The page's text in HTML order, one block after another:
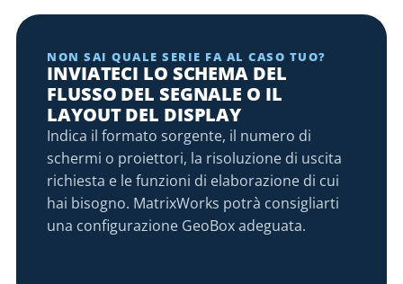
NON SAI QUALE SERIE FA AL CASO TUO?
INVIATECI LO SCHEMA DEL
FLUSSO DEL SEGNALE O IL
LAYOUT DEL DISPLAY
Indica il formato sorgente, il numero di
schermi o proiettori, la risoluzione di uscita
richiesta e le funzioni di elaborazione di cui
hai bisogno. MatrixWorks potrà consigliarti
una configurazione GeoBox adeguata.